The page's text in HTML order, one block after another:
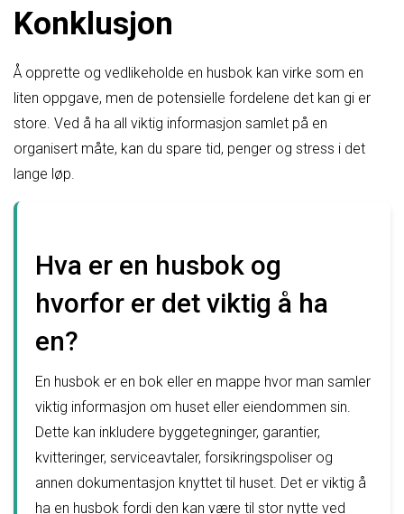
Konklusjon
Å opprette og vedlikeholde en husbok kan virke som en
liten oppgave, men de potensielle fordelene det kan gi er
store. Ved å ha all viktig informasjon samlet på en
organisert måte, kan du spare tid, penger og stress i det
lange løp.
Hva er en husbok og
hvorfor er det viktig å ha
en?
En husbok er en bok eller en mappe hvor man samler
viktig informasjon om huset eller eiendommen sin.
Dette kan inkludere byggetegninger, garantier,
kvitteringer, serviceavtaler, forsikringspoliser og
annen dokumentasjon knyttet til huset. Det er viktig å
ha en husbok fordi den kan være til stor nytte ved